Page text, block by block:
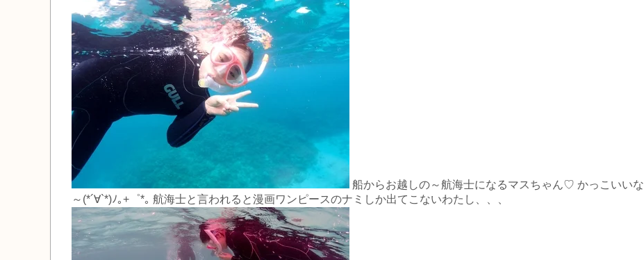
船からお越しの～航海士になるマスちゃん♡ かっこいいな
～(*´∀`*)ﾉ｡+゜*｡ 航海士と言われると漫画ワンピースのナミしか出てこないわたし、、、